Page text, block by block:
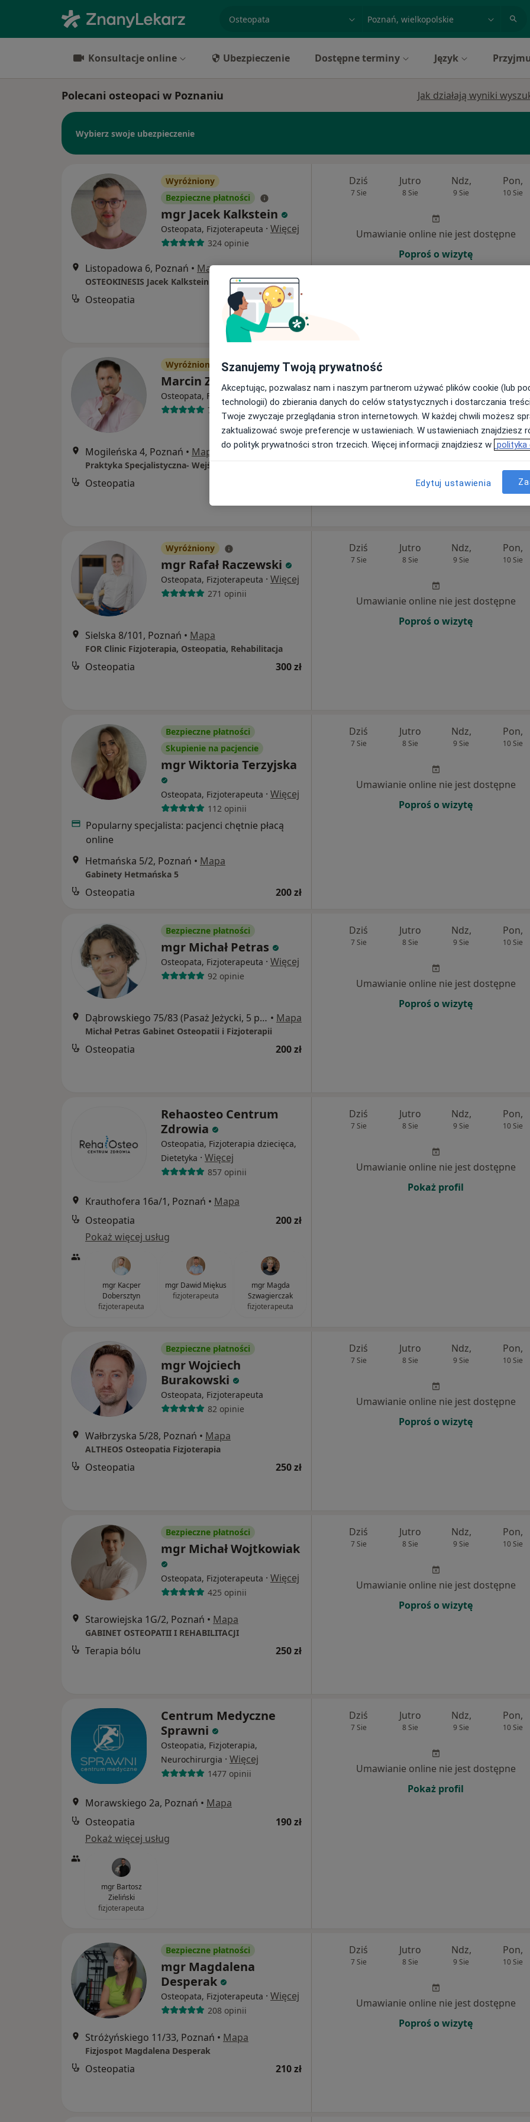
miasto lub dzielnica
Konsultacje online Ubezpieczenie Dostępne terminy Język
Polecani osteopaci w Poznaniu Jak działają wyniki
Wybierz swoje ubezpieczenie
Wyróżniony
Bezpieczne płatności
mgr Jacek Kalkstein
Osteopata, Fizjoterapeuta · Więcej
324 opinie
Listopadowa 6, Poznań • Mapa
OSTEOKINESIS Jacek Kalkstein
Osteopatia 230 zł
Dziś
7 Sie
Jutro
8 Sie
Ndz,
9 Sie
Pon,
10 Sie
Umawianie online nie jest dostępne
Poproś o wizytę
Wyróżniony
Marcin Zielonka
Osteopata, Fizjoterapeuta·Więcej
717 opinii
Mogileńska 4, Poznań • Mapa
Osteopatia
Dziś
Umawianie online nie jest dostępne
Poproś o wizytę
Wyróżniony
mgr Rafał Raczewski
Osteopata, Fizjoterapeuta · Więcej
271 opinii
Sielska 8/101, Poznań • Mapa
FOR Clinic Fizjoterapia, Osteopatia, Rehabilitacja
Osteopatia 300 zł
Dziś
7 Sie
Jutro
8 Sie
Ndz,
9 Sie
Pon,
10 Sie
Umawianie online nie jest dostępne
Poproś o wizytę
Bezpieczne płatności
Skupienie na pacjencie
mgr Wiktoria Terzyjska
Osteopata, Fizjoterapeuta · Więcej
112 opinii
Popularny specjalista: pacjenci chętnie płacą
online
Hetmańska 5/2, Poznań • Mapa
Gabinety Hetmańska 5
Osteopatia 200 zł
Dziś
7 Sie
Jutro
8 Sie
Ndz,
9 Sie
Pon,
10 Sie
Umawianie online nie jest dostępne
Poproś o wizytę
Bezpieczne płatności
mgr Michał Petras
Osteopata, Fizjoterapeuta · Więcej
92 opinie
Dąbrowskiego 75/83 (Pasaż Jeżycki, 5 piętro), Poznań • Mapa
Michał Petras Gabinet Osteopatii i Fizjoterapii
Osteopatia 200 zł
Dziś
7 Sie
Jutro
8 Sie
Ndz,
9 Sie
Pon,
10 Sie
Umawianie online nie jest dostępne
Poproś o wizytę
Rehaosteo Centrum
Zdrowia
Osteopatia, Fizjoterapia dziecięca,
Dietetyka · Więcej
857 opinii
Krauthofera 16a/1, Poznań • Mapa
Osteopatia
200 zł
Pokaż więcej usług
mgr Kacper
Dobersztyn
fizjoterapeuta
mgr Dawid Miękus
fizjoterapeuta
mgr Magda
Szwagierczak
fizjoterapeuta
Dziś
7 Sie
Jutro
8 Sie
Ndz,
9 Sie
Pon,
10 Sie
Umawianie online nie jest dostępne
Pokaż profil
Bezpieczne płatności
mgr Wojciech
Burakowski
Osteopata, Fizjoterapeuta
82 opinie
Wałbrzyska 5/28, Poznań • Mapa
ALTHEOS Osteopatia Fizjoterapia
Osteopatia 250 zł
Dziś
7 Sie
Jutro
8 Sie
Ndz,
9 Sie
Pon,
10 Sie
Umawianie online nie jest dostępne
Poproś o wizytę
Bezpieczne płatności
mgr Michał Wojtkowiak
Osteopata, Fizjoterapeuta · Więcej
425 opinii
Starowiejska 1G/2, Poznań • Mapa
GABINET OSTEOPATII I REHABILITACJI
Terapia bólu 250 zł
Dziś
7 Sie
Jutro
8 Sie
Ndz,
9 Sie
Pon,
10 Sie
Umawianie online nie jest dostępne
Poproś o wizytę
Centrum Medyczne
Sprawni
Osteopatia, Fizjoterapia,
Neurochirurgia · Więcej
1477 opinii
Morawskiego 2a, Poznań • Mapa
Osteopatia
190 zł
Pokaż więcej usług
mgr Bartosz
Zieliński
fizjoterapeuta
Dziś
7 Sie
Jutro
8 Sie
Ndz,
9 Sie
Pon,
10 Sie
Umawianie online nie jest dostępne
Pokaż profil
Bezpieczne płatności
mgr Magdalena
Desperak
Osteopata, Fizjoterapeuta · Więcej
208 opinii
Stróżyńskiego 11/33, Poznań • Mapa
Fizjospot Magdalena Desperak
Osteopatia 210 zł
Dziś
7 Sie
Jutro
8 Sie
Ndz,
9 Sie
Pon,
10 Sie
Umawianie online nie jest dostępne
Poproś o wizytę
Szanujemy Twoją prywatność
Akceptując, pozwalasz nam i naszym partnerom używać plików cookie (lub
technologii) do zbierania danych do celów statystycznych i dostarczania
Twoje zwyczaje przeglądania stron internetowych. W każdej chwili możesz
zaktualizować swoje preferencje w ustawieniach. W ustawieniach znajdziesz
do polityk prywatności stron trzecich. Więcej informacji znajdziesz w polityka
Edytuj ustawienia